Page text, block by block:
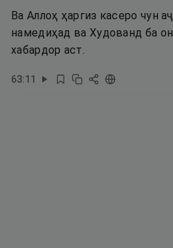
Ва Аллоҳ ҳаргиз касеро чун
намедиҳад ва Худованд ба
хабардор аст.
63:11